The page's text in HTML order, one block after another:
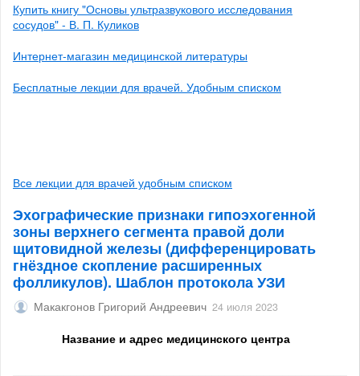
Купить книгу "Основы ультразвукового исследования
сосудов" - В. П. Куликов
Интернет-магазин медицинской литературы
Бесплатные лекции для врачей. Удобным списком
Все лекции для врачей удобным списком
Эхографические признаки гипоэхогенной
зоны верхнего сегмента правой доли
щитовидной железы (дифференцировать
гнёздное скопление расширенных
фолликулов). Шаблон протокола УЗИ
Макакгонов Григорий Андреевич 24 июля 2023
Название и адрес медицинского центра